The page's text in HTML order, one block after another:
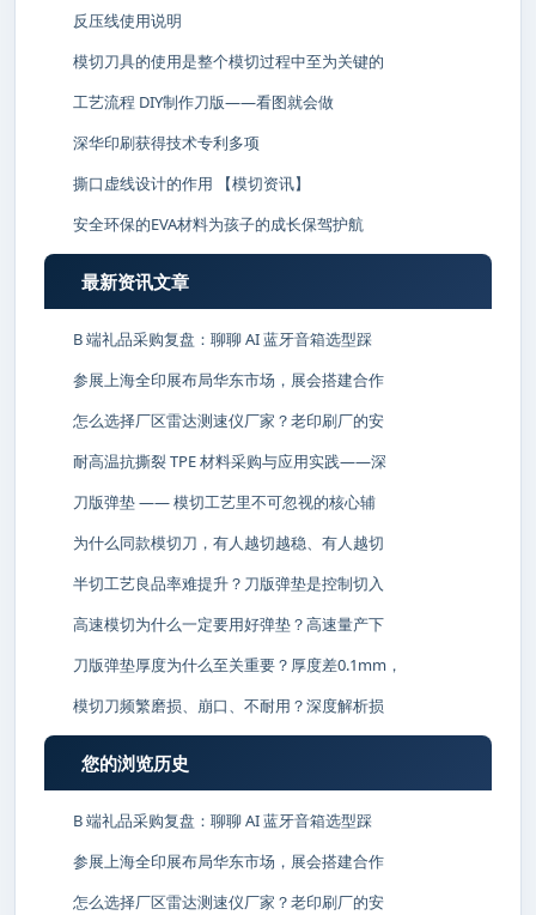
反压线使用说明
模切刀具的使用是整个模切过程中至为关键的
工艺流程 DIY制作刀版——看图就会做
深华印刷获得技术专利多项
撕口虚线设计的作用 【模切资讯】
安全环保的EVA材料为孩子的成长保驾护航
最新资讯文章
B 端礼品采购复盘：聊聊 AI 蓝牙音箱选型踩
参展上海全印展布局华东市场，展会搭建合作
怎么选择厂区雷达测速仪厂家？老印刷厂的安
耐高温抗撕裂 TPE 材料采购与应用实践——深
刀版弹垫 —— 模切工艺里不可忽视的核心辅
为什么同款模切刀，有人越切越稳、有人越切
半切工艺良品率难提升？刀版弹垫是控制切入
高速模切为什么一定要用好弹垫？高速量产下
刀版弹垫厚度为什么至关重要？厚度差0.1mm，
模切刀频繁磨损、崩口、不耐用？深度解析损
您的浏览历史
B 端礼品采购复盘：聊聊 AI 蓝牙音箱选型踩
参展上海全印展布局华东市场，展会搭建合作
怎么选择厂区雷达测速仪厂家？老印刷厂的安